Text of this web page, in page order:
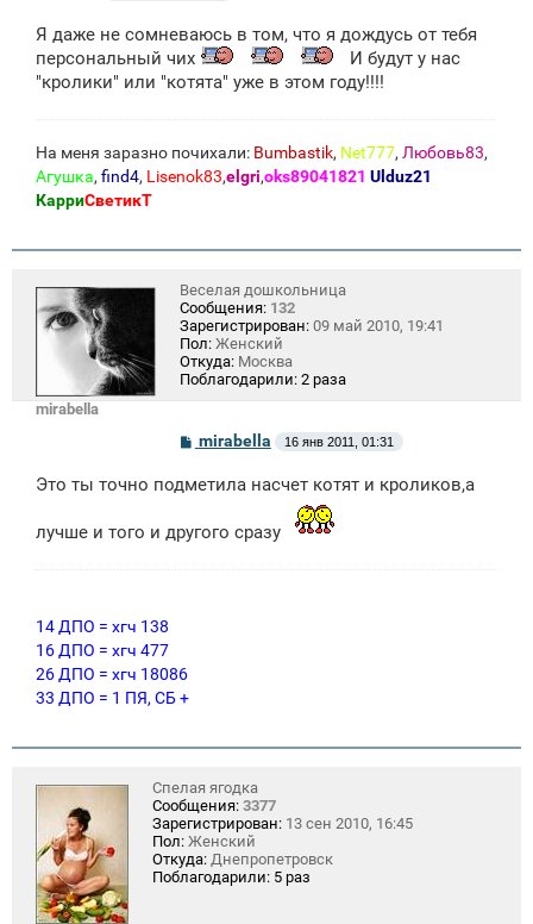
б
щ
н
Я даже не сомневаюсь в том, что я дождусь от тебя
персональный чих
И будут у нас
"кролики" или "котята" уже в этом году!!!!
На меня заразно почихали: Bumbastik, Net777, Любовь83,
Агушка, find4, Lisenok83,elgri,oks89041821 Ulduz21
КарриСветикТ
mirabella
Веселая дошкольница
Сообщения: 132
Зарегистрирован: 09 май 2010, 19:41
Пол: Женский
Откуда: Москва
Поблагодарили: 2 раза
С
б
н
mirabella 16 янв 2011, 01:31
Это ты точно подметила насчет котят и кроликов,а
лучше и того и другого сразу
14 ДПО = хгч 138
16 ДПО = хгч 477
26 ДПО = хгч 18086
33 ДПО = 1 ПЯ, СБ +
Спелая ягодка
Сообщения: 3377
Зарегистрирован: 13 сен 2010, 16:45
Пол: Женский
Откуда: Днепропетровск
Поблагодарили: 5 раз